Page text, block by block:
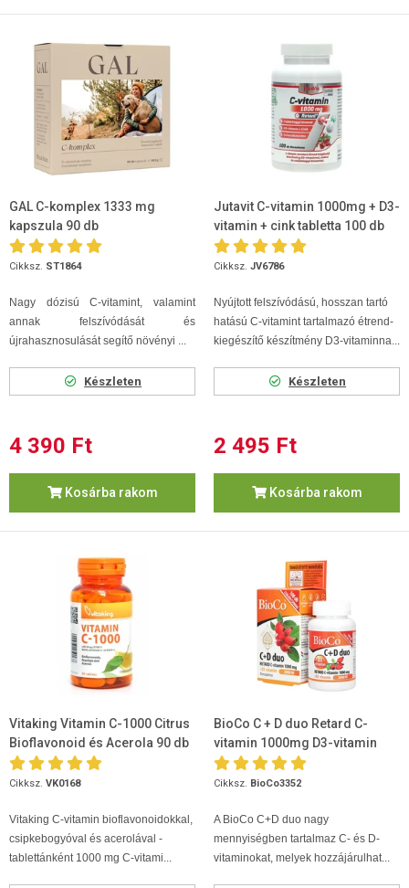
GAL C-komplex 1333 mg
kapszula 90 db
Cikksz. ST1864
Nagy dózisú C-vitamint, valamint
annak felszívódását és
újrahasznosulását segítő növényi ...
Készleten
4 390 Ft
Kosárba rakom
Jutavit C-vitamin 1000mg + D3-
vitamin + cink tabletta 100 db
Cikksz. JV6786
Nyújtott felszívódású, hosszan tartó
hatású C-vitamint tartalmazó étrend-
kiegészítő készítmény D3-vitaminna...
Készleten
2 495 Ft
Kosárba rakom
Vitaking Vitamin C-1000 Citrus
Bioflavonoid és Acerola 90 db
Cikksz. VK0168
Vitaking C-vitamin bioflavonoidokkal,
csipkebogyóval és acerolával -
tablettánként 1000 mg C-vitami...
BioCo C + D duo Retard C-
vitamin 1000mg D3-vitamin
2000 NE
Cikksz. BioCo3352
A BioCo C+D duo nagy
mennyiségben tartalmaz C- és D-
vitaminokat, melyek hozzájárulhat...